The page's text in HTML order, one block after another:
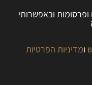
ובאפשרותי
ומדיניות הפרטיות